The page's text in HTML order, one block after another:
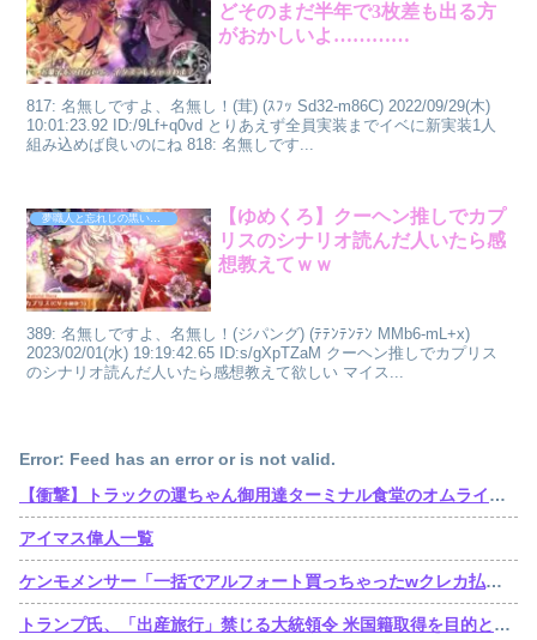
どそのまだ半年で3枚差も出る方
がおかしいよ…………
817: 名無しですよ、名無し！(茸) (ｽﾌｯ Sd32-m86C) 2022/09/29(木)
10:01:23.92 ID:/9Lf+q0vd とりあえず全員実装までイベに新実装1人
組み込めば良いのにね 818: 名無しです...
夢職人と忘れじの黒い妖精
【ゆめくろ】クーヘン推しでカプ
リスのシナリオ読んだ人いたら感
想教えてｗｗ
389: 名無しですよ、名無し！(ジパング) (ﾃﾃﾝﾃﾝﾃﾝ MMb6-mL+x)
2023/02/01(水) 19:19:42.65 ID:s/gXpTZaM クーヘン推しでカプリス
のシナリオ読んだ人いたら感想教えて欲しい マイス...
Error: Feed has an error or is not valid.
【衝撃】トラックの運ちゃん御用達ターミナル食堂のオムライスが強すぎるｗｗｗｗｗ(※画像あり)
アイマス偉人一覧
ケンモメンサー「一括でアルフォート買っちゃったwクレカ払いで来月の俺ごめんねー」銀行「デビットカードなんで即時引き落としです」
トランプ氏、「出産旅行」禁じる大統領令 米国籍取得を目的とした中国人らの渡米を問題視